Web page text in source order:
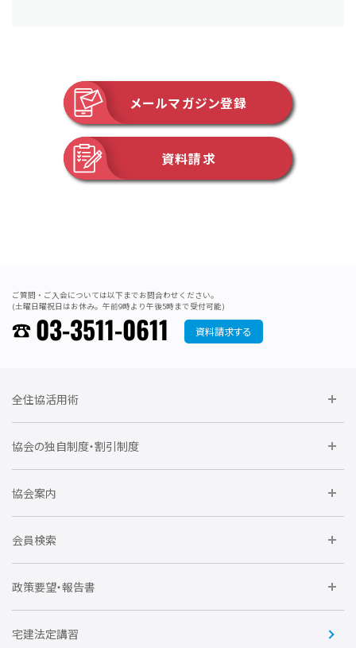
メールマガジン登録
資料請求
ご質問・ご入会については以下までお問合わせください。
(土曜日曜祝日はお休み。午前9時より午後5時まで受付可能)
03-3511-0611 資料請求する
全住協活用術
委員会に参加しよう
要望活動に参加しよう
協会の独自制度・割引制度
住宅瑕疵担保責任保険割引制度
全住協NET
不動産後見アドバイザー資格講習
会
全住協ビジネスショップ
協会案内
運営組織
トライアル会員制度
会員検索
企業会員
賛助会員
政策要望・報告書
住宅・土地税制改正要望
宅建法定講習